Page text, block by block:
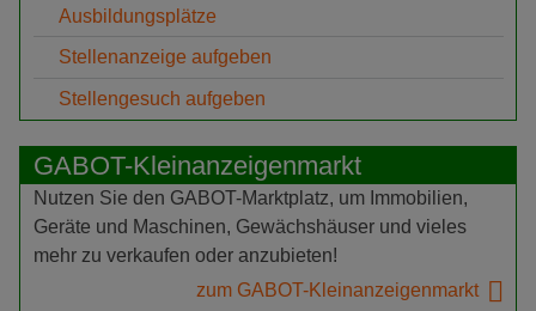
Ausbildungsplätze
Stellenanzeige aufgeben
Stellengesuch aufgeben
GABOT-Kleinanzeigenmarkt
Nutzen Sie den GABOT-Marktplatz, um Immobilien,
Geräte und Maschinen, Gewächshäuser und vieles
mehr zu verkaufen oder anzubieten!
zum GABOT-Kleinanzeigenmarkt